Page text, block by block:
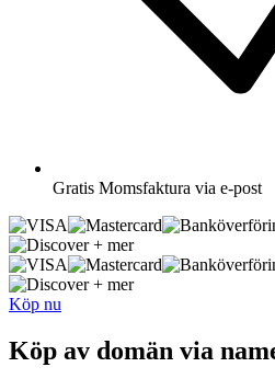
Gratis Momsfaktura via e-post
+ mer
+ mer
Köp nu
Köp av domän via